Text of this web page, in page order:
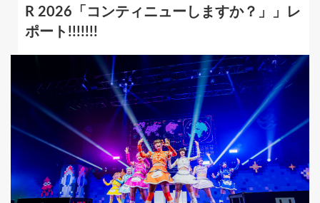
R 2026「コンティニューしますか？」」レ
ポート!!!!!!!